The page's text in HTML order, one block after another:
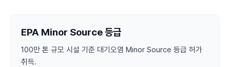
EPA Minor Source 등급
100만 톤 규모 시설 기준 대기오염 Minor Source 등급 허가
취득.